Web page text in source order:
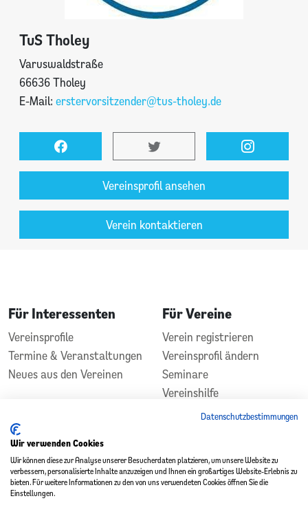
TuS Tholey
Varuswaldstraße
66636 Tholey
E-Mail: erstervorsitzender@tus-tholey.de
Vereinsprofil ansehen
Verein kontaktieren
Für Interessenten
Vereinsprofile
Termine & Veranstaltungen
Neues aus den Vereinen
Für Vereine
Verein registrieren
Vereinsprofil ändern
Seminare
Vereinshilfe
Kontakt
In Zusammenarbeit
Datenschutzbestimmungen
Wir verwenden Cookies
Wir können diese zur Analyse unserer Besucherdaten platzieren, um unsere Website zu
verbessern, personalisierte Inhalte anzuzeigen und Ihnen ein großartiges Website-Erlebnis zu
bieten. Für weitere Informationen zu den von uns verwendeten Cookies öffnen Sie die
Einstellungen.